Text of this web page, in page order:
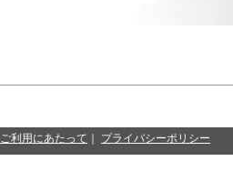
ご利用にあたって プライバシーポリシー